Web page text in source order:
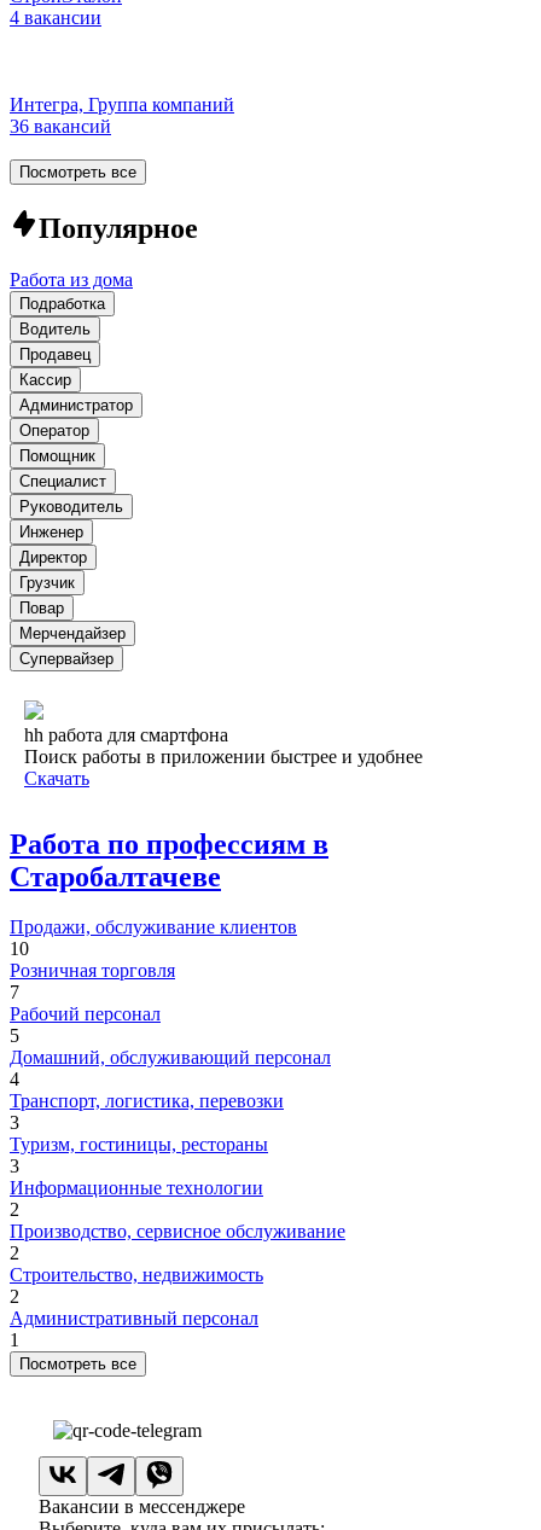
4 вакансии
Интегра, Группа компаний
36 вакансий
Посмотреть все
Популярное
Работа из дома
Подработка
Водитель
Продавец
Кассир
Администратор
Оператор
Помощник
Специалист
Руководитель
Инженер
Директор
Грузчик
Повар
Мерчендайзер
Супервайзер
hh работа для смартфона
Поиск работы в приложении быстрее и удобнее
Скачать
Работа по профессиям в
Старобалтачеве
Продажи, обслуживание клиентов
10
Розничная торговля
7
Рабочий персонал
5
Домашний, обслуживающий персонал
4
Транспорт, логистика, перевозки
3
Туризм, гостиницы, рестораны
3
Информационные технологии
2
Производство, сервисное обслуживание
2
Строительство, недвижимость
2
Административный персонал
1
Посмотреть все
Вакансии в мессенджере